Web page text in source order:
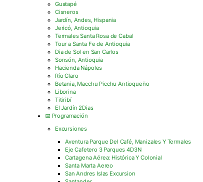
Guatapé
Cisneros
Jardín, Andes, Hispania
Jericó, Antioquia
Termales Santa Rosa de Cabal
Tour a Santa Fe de Antioquia
Dia de Sol en San Carlos
Sonsón, Antioquia
Hacienda Nápoles
Río Claro
Betania, Macchu Picchu Antioqueño
Liborina
Titiribí
El Jardín 2Dias
📅 Programación
Excursiones
Aventura Parque Del Café, Manizales Y Termales
Eje Cafetero 3 Parques 4D3N
Cartagena Aérea: Histórica Y Colonial
Santa Marta Aereo
San Andres Islas Excursion